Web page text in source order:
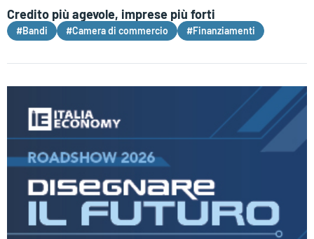
Credito più agevole, imprese più forti
#Bandi #Camera di commercio #Finanziamenti